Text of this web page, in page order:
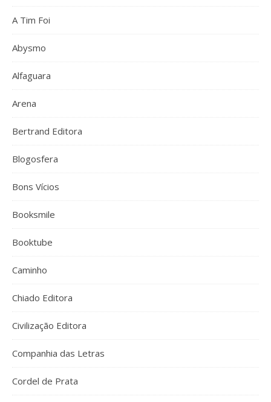
A Tim Foi
Abysmo
Alfaguara
Arena
Bertrand Editora
Blogosfera
Bons Vícios
Booksmile
Booktube
Caminho
Chiado Editora
Civilização Editora
Companhia das Letras
Cordel de Prata